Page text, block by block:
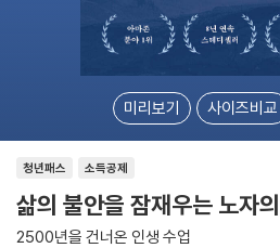
미리보기 사이즈비교
소득공제
청년패스
삶의 불안을 잠재우는 노자
2500년을 건너온 인생 수업